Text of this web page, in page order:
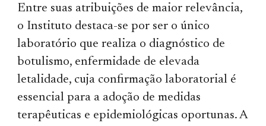
Entre suas atribuições de maior relevância,
o Instituto destaca-se por ser o único
laboratório que realiza o diagnóstico de
botulismo, enfermidade de elevada
letalidade, cuja confirmação laboratorial é
essencial para a adoção de medidas
terapêuticas e epidemiológicas oportunas. A